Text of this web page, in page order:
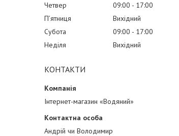
Четвер
09:00
17:00
Пʼятниця
Вихідний
Субота
09:00
17:00
Неділя
Вихідний
КОНТАКТИ
Інтернет-магазин «Водяний»
Андрій чи Володимир